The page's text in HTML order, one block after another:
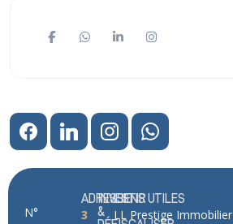
N°
ADRESSE
3
INVESTIR
&
LIENS UTILES
LL Prestige Immobilier